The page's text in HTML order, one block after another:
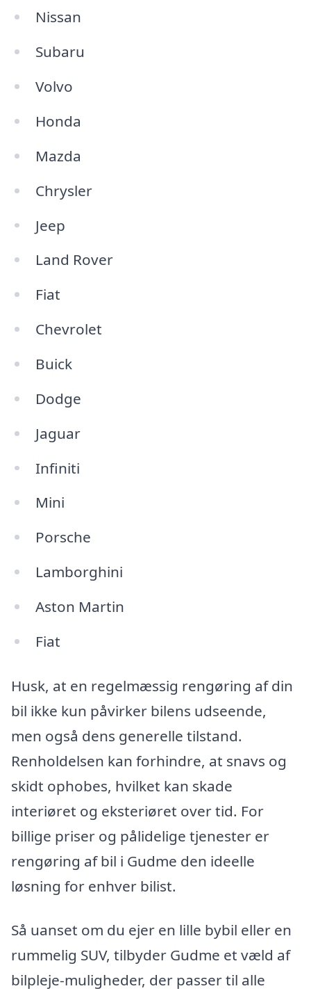
Nissan
Subaru
Volvo
Honda
Mazda
Chrysler
Jeep
Land Rover
Fiat
Chevrolet
Buick
Dodge
Jaguar
Infiniti
Mini
Porsche
Lamborghini
Aston Martin
Fiat
Husk, at en regelmæssig rengøring af din
bil ikke kun påvirker bilens udseende,
men også dens generelle tilstand.
Renholdelsen kan forhindre, at snavs og
skidt ophobes, hvilket kan skade
interiøret og eksteriøret over tid. For
billige priser og pålidelige tjenester er
rengøring af bil i Gudme den ideelle
løsning for enhver bilist.
Så uanset om du ejer en lille bybil eller en
rummelig SUV, tilbyder Gudme et væld af
bilpleje-muligheder, der passer til alle